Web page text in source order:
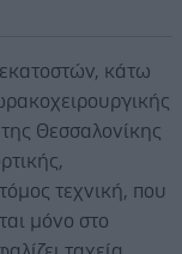
κάτω
Θεσσαλονίκης
τεχνική, που
μόνο στο